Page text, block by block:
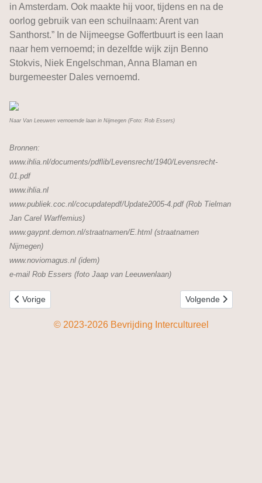
in Amsterdam. Ook maakte hij voor, tijdens en na de
oorlog gebruik van een schuilnaam: Arent van
Santhorst.” In de Nijmeegse Goffertbuurt is een laan
naar hem vernoemd; in dezelfde wijk zijn Benno
Stokvis, Niek Engelschman, Anna Blaman en
burgemeester Dales vernoemd.
Naar Van Leeuwen vernoemde laan in Nijmegen (Foto: Rob Essers)
Bronnen:
www.ihlia.nl/documents/pdflib/Levensrecht/1940/Levensrecht-
01.pdf
www.ihlia.nl
www.publiek.coc.nl/cocupdatepdf/Update2005-4.pdf (Rob Tielman
Jan Carel Warffemius)
www.gaypnt.demon.nl/straatnamen/E.html (straatnamen
Nijmegen)
www.noviomagus.nl (idem)
e-mail Rob Essers (foto Jaap van Leeuwenlaan)
Vorig artikel: Nico Engelschman
Vorige Volgende artikel:
Volgende
© 2023-2026 Bevrijding Intercultureel